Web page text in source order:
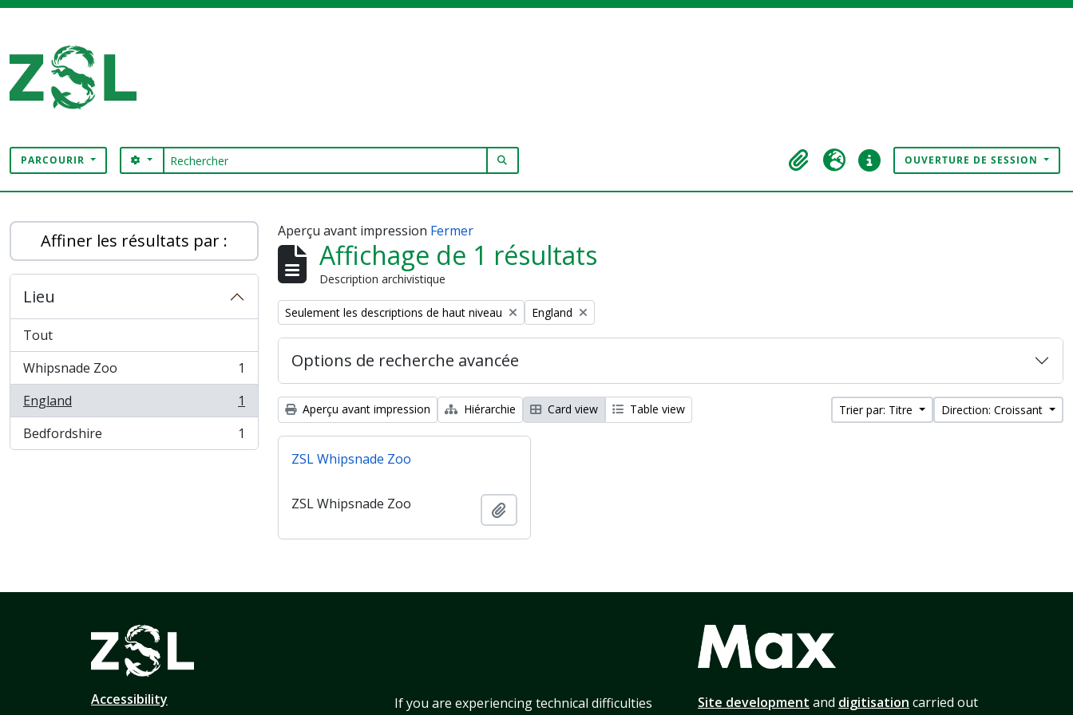
PARCOURIR Rechercher
SEARCH OPTIONS
Presse-papier
LangueLiens rapidesOUVERTURE DE SESSION
Affiner les résultats par :
Lieu
Tout
Whipsnade Zoo
, 1 résultats
1
England
, 1 résultats
1
Bedfordshire
, 1 résultats 1
Aperçu avant impression Fermer
Affichage de 1 résultats
Description archivistique
Remove filter:
Seulement les descriptions de haut niveau Remove filter:
England
Options de recherche avancée
Aperçu avant impression Hiérarchie Card view Table view Trier par: Titre Direction: Croissant
ZSL Whipsnade Zoo
ZSL Whipsnade Zoo
Accessibility
If you are experiencing technical difficulties
Site development and digitisation carried out